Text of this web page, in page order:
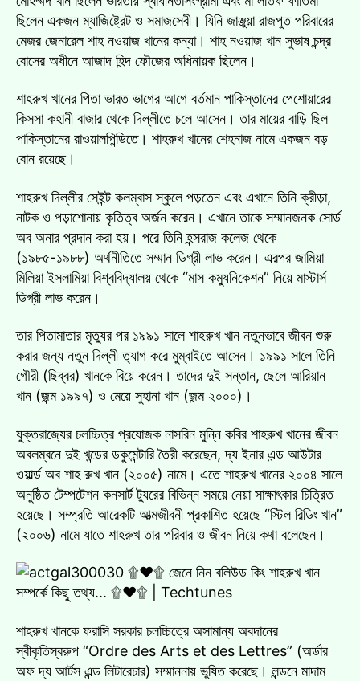
কিছু
তথ্য…
ছিলেন একজন ম্যাজিষ্ট্রেট ও সমাজসেবী। যিনি জাঞ্জুয়া রাজপুত পরিবারের
মেজর জেনারেল শাহ নওয়াজ খানের কন্যা। শাহ নওয়াজ খান সুভাষ চন্দ্র
বোসের অধীনে আজাদ হিন্দ ফৌজের অধিনায়ক ছিলেন।
শাহরুখ খানের পিতা ভারত ভাগের আগে বর্তমান পাকিস্তানের পেশোয়ারের
কিসসা কহানী বাজার থেকে দিল্লীতে চলে আসেন। তার মায়ের বাড়ি ছিল
পাকিস্তানের রাওয়ালপিন্ডিতে। শাহরুখ খানের শেহনাজ নামে একজন বড়
বোন রয়েছে।
শাহরুখ দিল্লীর সেইন্ট কলম্বাস স্কুলে পড়তেন এবং এখানে তিনি ক্রীড়া,
নাটক ও পড়াশোনায় কৃতিত্ব অর্জন করেন। এখানে তাকে সম্মানজনক সোর্ড
অব অনার প্রদান করা হয়। পরে তিনি হন্সরাজ কলেজ থেকে
(১৯৮৫-১৯৮৮) অর্থনীতিতে সম্মান ডিগ্রী লাভ করেন। এরপর জামিয়া
মিলিয়া ইসলামিয়া বিশ্ববিদ্যালয় থেকে “মাস কম্যুনিকেশন” নিয়ে মাস্টার্স
ডিগ্রী লাভ করেন।
তার পিতামাতার মৃত্যুর পর ১৯৯১ সালে শাহরুখ খান নতুনভাবে জীবন শুরু
করার জন্য নতুন দিল্লী ত্যাগ করে মুম্বাইতে আসেন। ১৯৯১ সালে তিনি
গৌরী (ছিব্বর) খানকে বিয়ে করেন। তাদের দুই সন্তান, ছেলে আরিয়ান
খান (জন্ম ১৯৯৭) ও মেয়ে সুহানা খান (জন্ম ২০০০)।
যুক্তরাজ্যের চলচ্চিত্র প্রযোজক নাসরিন মুন্নি কবির শাহরুখ খানের জীবন
অবলম্বনে দুই খন্ডের ডকুমেন্টারি তৈরী করেছেন, দ্য ইনার এন্ড আউটার
ওয়ার্ল্ড অব শাহ রুখ খান (২০০৫) নামে। এতে শাহরুখ খানের ২০০৪ সালে
অনুষ্ঠিত টেম্পটেশন কনসার্ট ট্যুরের বিভিন্ন সময়ে নেয়া সাক্ষাৎকার চিত্রিত
হয়েছে। সম্প্রতি আরেকটি আত্মজীবনী প্রকাশিত হয়েছে “স্টিল রিডিং খান”
(২০০৬) নামে যাতে শাহরুখ তার পরিবার ও জীবন নিয়ে কথা বলেছেন।
শাহরুখ খানকে ফরাসি সরকার চলচ্চিত্রে অসামান্য অবদানের
স্বীকৃতিস্বরুপ “Ordre des Arts et des Lettres” (অর্ডার
অফ দ্য আর্টস এন্ড লিটারেচার) সম্মাননায় ভুষিত করেছে। লন্ডনে মাদাম